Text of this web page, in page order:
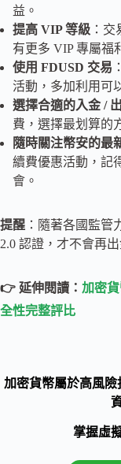
益。
提高 VIP 等級 ：
有更多 VIP 專屬福
使用 FDUSD 交易
活動，多加利用可
選擇合適的入金 /
費，選擇最划算的
隨時關注幣安的最
續費優惠活動，記
會。
提醒 ：隨著各國監
2.0 認證，才不會再
👉 延伸閱讀： 加密
全性完整評比
加密貨幣屬於高風
掌握虛